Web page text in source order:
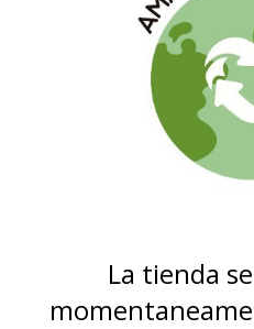
La tienda